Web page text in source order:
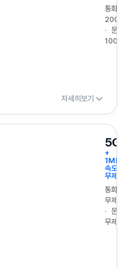
통화
200분
문자
100건
자세히보기
5GB
+
1Mbps
속도
무제한
통화
무제한
문자
무제한